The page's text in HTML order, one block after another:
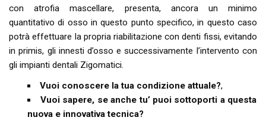
con atrofia mascellare, presenta, ancora un minimo
quantitativo di osso in questo punto specifico, in questo caso
potrà effettuare la propria riabilitazione con denti fissi, evitando
in primis, gli innesti d’osso e successivamente l’intervento con
gli impianti dentali Zigomatici.
Vuoi conoscere la tua condizione attuale?,
Vuoi sapere, se anche tu’ puoi sottoporti a questa
nuova e innovativa tecnica?